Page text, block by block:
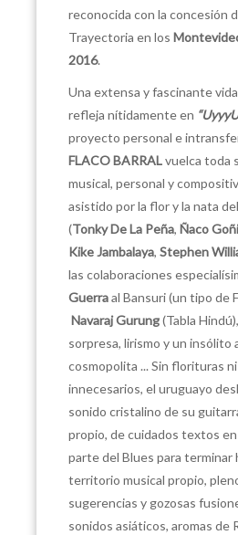
reconocida con la concesión
Trayectoria en los
2016.
Una extensa y fascinante
refleja nítidamente en “
proyecto personal e
FLACO BARRALvuelca toda
musical, personal y
asistido por la flor y la nata
(Tonky De La Peña, Ñaco Goñi
Kike Jambalaya, Stephen
las colaboraciones
Guerraal Bansuri (un tipo de
Navaraj Gurung(Tabla
sorpresa, lirismo y un insólito
cosmopolita ... Sin florituras
innecesarios, el uruguayo
sonido cristalino de su
propio, de cuidados textos
parte del Blues para terminar
territorio musical propio,
sugerencias y gozosas
sonidos asiáticos, aromas de